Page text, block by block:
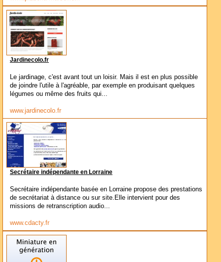
Jardinecolo.fr
Le jardinage, c'est avant tout un loisir. Mais il est en plus possible
de joindre l'utile à l'agréable, par exemple en produisant quelques
légumes ou même des fruits qui...
www.jardinecolo.fr
Secrétaire indépendante en Lorraine
Secrétaire indépendante basée en Lorraine propose des prestations
de secrétariat à distance ou sur site.Elle intervient pour des
missions de retranscription audio...
www.cdacty.fr